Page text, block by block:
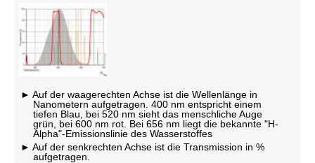
Auf der waagerechten Achse ist die Wellenlänge in
Nanometern aufgetragen. 400 nm entspricht einem
tiefen Blau, bei 520 nm sieht das menschliche Auge
grün, bei 600 nm rot. Bei 656 nm liegt die bekannte "H-
Alpha"-Emissionslinie des Wasserstoffes
Auf der senkrechten Achse ist die Transmission in %
aufgetragen.